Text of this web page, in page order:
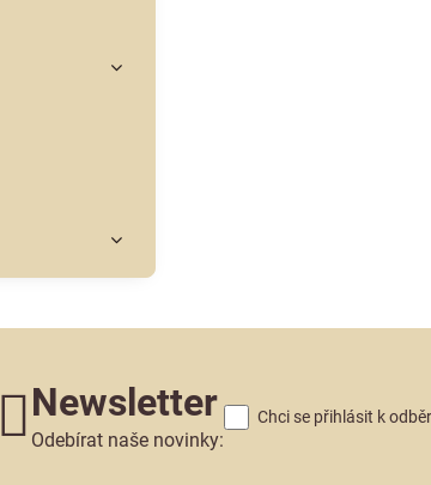
Newsletter
Odebírat naše novinky:
Chci se přihlásit k